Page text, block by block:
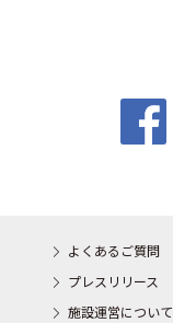
よくあるご質問
プレスリリース
施設運営について